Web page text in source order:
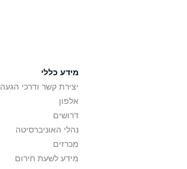
מידע כללי
יצירת קשר ודרכי הגעה
אלפון
דרושים
נהלי האוניברסיטה
מכרזים
מידע לשעת חירום